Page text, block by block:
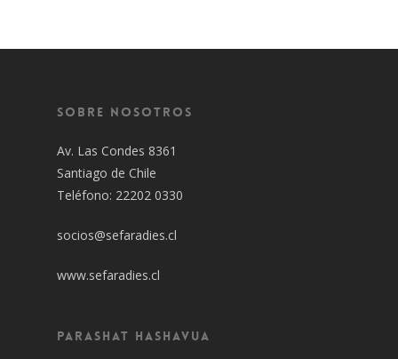
Sobre Nosotros
Av. Las Condes 8361
Santiago de Chile
Teléfono: 22202 0330
socios@sefaradies.cl
www.sefaradies.cl
Parashat Hashavua